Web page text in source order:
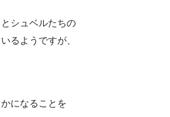
シュベルたちの
るようですが、
になることを